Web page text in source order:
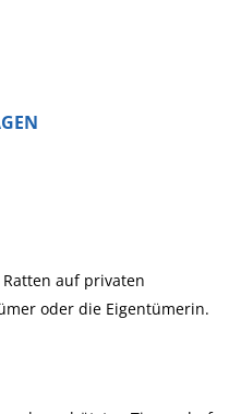
auf privaten
oder die Eigentümerin.